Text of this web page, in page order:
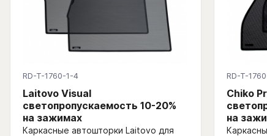
RD-T-1760-1-4
Laitovo Visual
светопропускаемость 10-20%
на зажимах
Каркасные автошторки Laitovo для
RD-T-
Chiko
на